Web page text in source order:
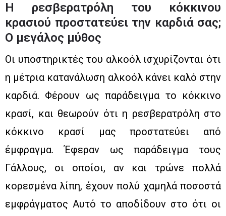
Η ρεσβερατρόλη του κόκκινου
κρασιού προστατεύει την καρδιά σας;
Ο μεγάλος μύθος
Οι υποστηρικτές του αλκοόλ ισχυρίζονται ότι
η μέτρια κατανάλωση αλκοόλ κάνει καλό στην
καρδιά. Φέρουν ως παράδειγμα το κόκκινο
κρασί, και θεωρούν ότι η ρεσβερατρόλη στο
κόκκινο κρασί μας προστατεύει από
έμφραγμα. Έφεραν ως παράδειγμα τους
Γάλλους, οι οποίοι, αν και τρώνε πολλά
κορεσμένα λίπη, έχουν πολύ χαμηλά ποσοστά
εμφράγματος Αυτό το αποδίδουν στο ότι οι